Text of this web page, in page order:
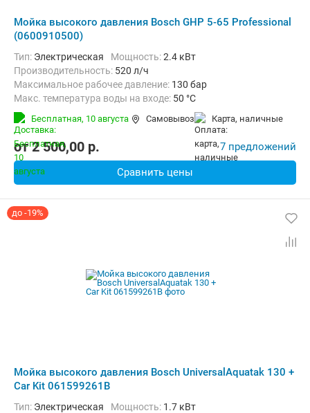
Мойка высокого давления Bosch GHP 5-65 Professional
(0600910500)
Тип: Электрическая Мощность:2.4 кВт
Производительность: 520 л/ч
Максимальное рабочее давление: 130 бар
Макс. температура воды на входе: 50 °C
Длина шланга высокого давления :
Бесплатная, 10 августа Самовывоз карта, наличные
от2 500,00 p. 7 предложений
Сравнить цены
до -19%
Мойка высокого давления Bosch UniversalAquatak 130 +
Car Kit 061599261B
Тип: Электрическая Мощность: 1.7 кВт